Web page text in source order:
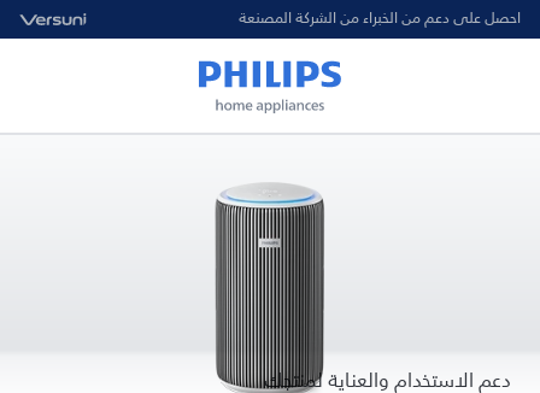
احصل على دعم من الخبراء من الشركة المصنعة
دعم الاستخدام والعناية لمنتجك